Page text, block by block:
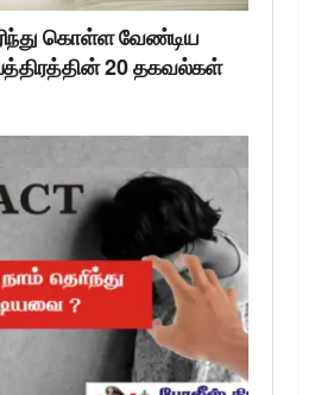
கொள்ள வேண்டிய
20 தகவல்கள்